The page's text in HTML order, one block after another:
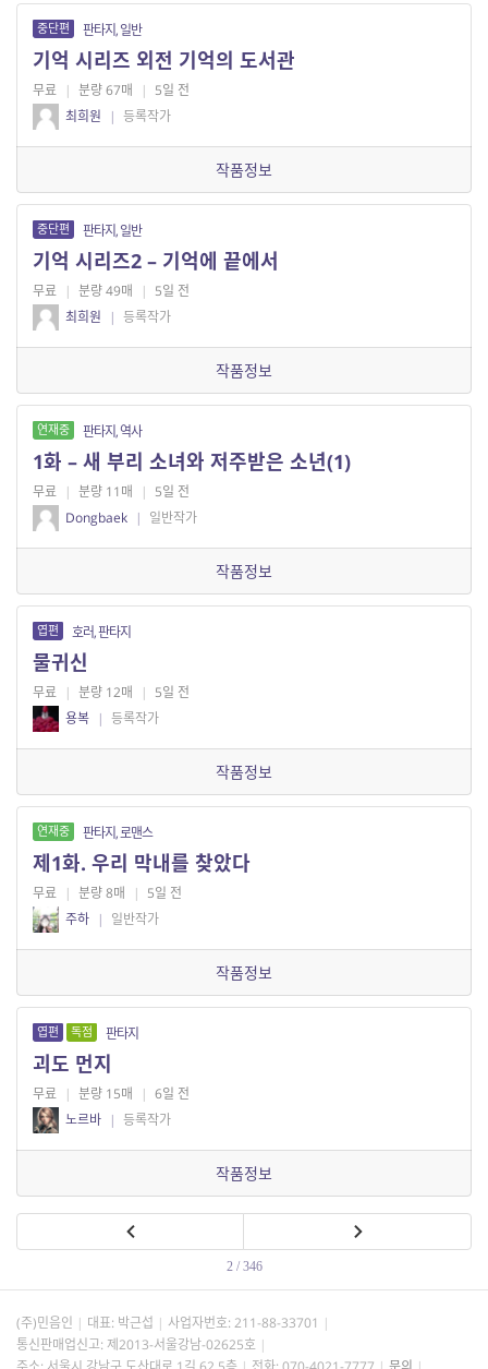
중단편 판타지, 일반
기억 시리즈 외전 기억의 도서관
무료 | 분량 67매 | 5일 전
최희원
| 등록작가
작품정보
중단편 판타지, 일반
기억 시리즈2 – 기억에 끝에서
무료 | 분량 49매 | 5일 전
최희원
| 등록작가
작품정보
연재중 판타지, 역사
1화 – 새 부리 소녀와 저주받은 소년(1)
무료 | 분량 11매 | 5일 전
Dongbaek | 일반작가
작품정보
엽편 호러, 판타지
물귀신
무료 | 분량 12매 | 5일 전
용복 | 등록작가
작품정보
연재중 판타지, 로맨스
제1화. 우리 막내를 찾았다
무료 | 분량 8매 | 5일 전
주하 | 일반작가
작품정보
엽편 독점 판타지
괴도 먼지
무료 | 분량 15매 | 6일 전
노르바 | 등록작가
작품정보
2 / 346
(주)민음인 대표: 박근섭 사업자번호: 211-88-33701
통신판매업신고: 제2013-서울강남-02625호